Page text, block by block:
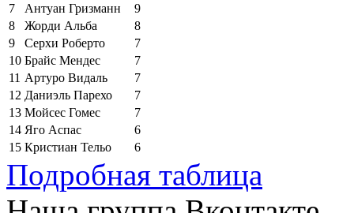
7
Антуан Гризманн
9
8
Жорди Альба
8
9
Серхи Роберто
7
10 Брайс Мендес
7
11 Артуро Видаль
7
12 Даниэль Парехо
7
13 Мойсес Гомес
7
14 Яго Аспас
6
15 Кристиан Тельо 6
Подробная таблица